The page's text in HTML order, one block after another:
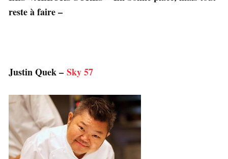
reste à faire –
Justin Quek – Sky 57